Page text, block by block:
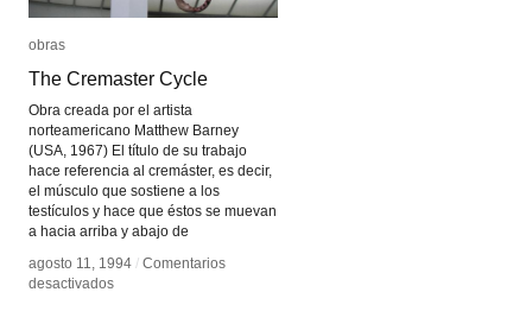
obras
The Cremaster Cycle
Obra creada por el artista
norteamericano Matthew Barney
(USA, 1967) El título de su trabajo
hace referencia al cremáster, es decir,
el músculo que sostiene a los
testículos y hace que éstos se muevan
a hacia arriba y abajo de
agosto 11, 1994 / Comentarios
desactivadosen
obras
The Cremaster Cycle
agosto 11, 1994 / Comentarios
desactivadosen